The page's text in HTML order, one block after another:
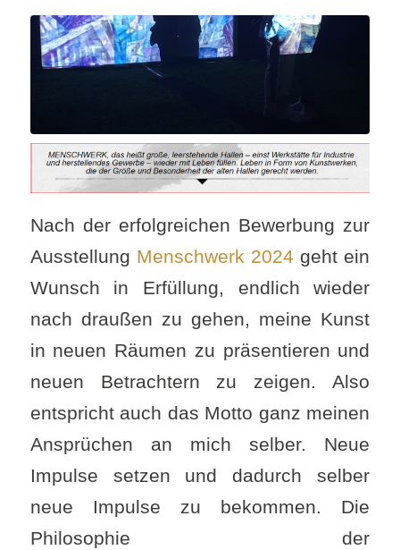
Nach der erfolgreichen Bewerbung zur
Ausstellung Menschwerk 2024 geht ein
Wunsch in Erfüllung, endlich wieder
nach draußen zu gehen, meine Kunst
in neuen Räumen zu präsentieren und
neuen Betrachtern zu zeigen. Also
entspricht auch das Motto ganz meinen
Ansprüchen an mich selber. Neue
Impulse setzen und dadurch selber
neue Impulse zu bekommen. Die
Philosophie der